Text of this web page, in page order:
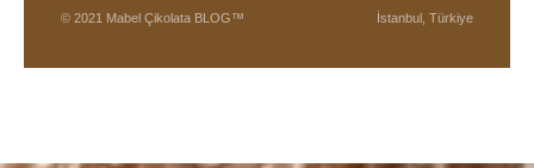
© 2021 Mabel Çikolata BLOG™ İstanbul, Türkiye